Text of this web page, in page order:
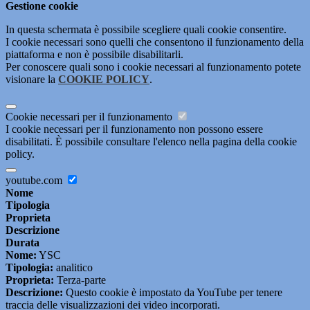
Gestione cookie
In questa schermata è possibile scegliere quali cookie consentire.
I cookie necessari sono quelli che consentono il funzionamento della
piattaforma e non è possibile disabilitarli.
Per conoscere quali sono i cookie necessari al funzionamento potete
visionare la COOKIE POLICY.
Cookie necessari per il funzionamento
I cookie necessari per il funzionamento non possono essere
disabilitati. È possibile consultare l'elenco nella pagina della cookie
policy.
youtube.com
Nome
Tipologia
Proprieta
Descrizione
Durata
Nome: YSC
Tipologia: analitico
Proprieta: Terza-parte
Descrizione: Questo cookie è impostato da YouTube per tenere
traccia delle visualizzazioni dei video incorporati.